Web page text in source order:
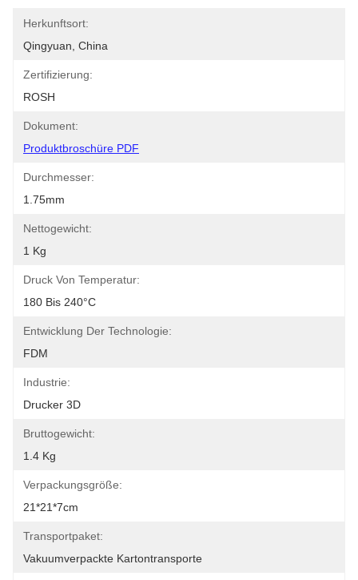
Herkunftsort:
Qingyuan, China
Zertifizierung:
ROSH
Dokument:
Produktbroschüre PDF
Durchmesser:
1.75mm
Nettogewicht:
1 Kg
Druck Von Temperatur:
180 Bis 240°C
Entwicklung Der Technologie:
FDM
Industrie:
Drucker 3D
Bruttogewicht:
1.4 Kg
Verpackungsgröße:
21*21*7cm
Transportpaket:
Vakuumverpackte Kartontransporte